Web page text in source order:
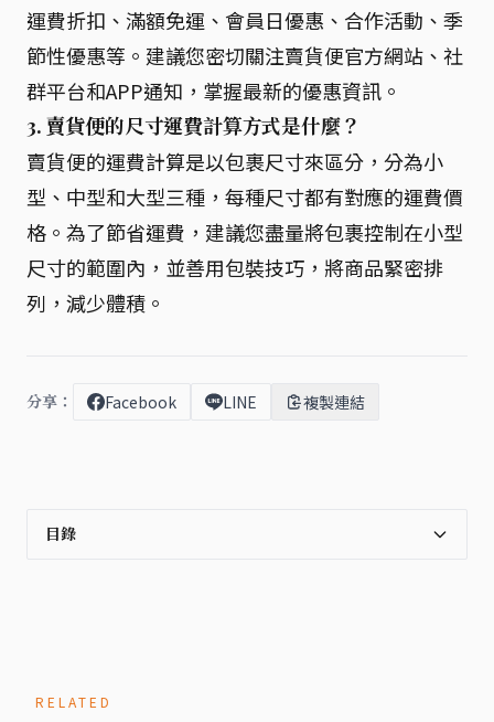
運費折扣、滿額免運、會員日優惠、合作活動、季
節性優惠等。建議您密切關注賣貨便官方網站、社
群平台和APP通知，掌握最新的優惠資訊。
3. 賣貨便的尺寸運費計算方式是什麼？
賣貨便的運費計算是以包裹尺寸來區分，分為小
型、中型和大型三種，每種尺寸都有對應的運費價
格。為了節省運費，建議您盡量將包裹控制在小型
尺寸的範圍內，並善用包裝技巧，將商品緊密排
列，減少體積。
分享： Facebook LINE 複製連結
目錄
RELATED